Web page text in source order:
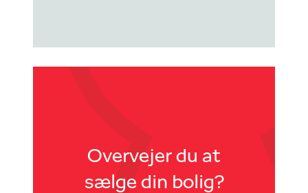
Overvejer du at
sælge din bolig?